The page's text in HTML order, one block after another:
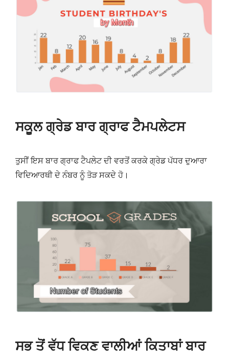
ਸਕੂਲ ਗ੍ਰੇਡ ਬਾਰ ਗ੍ਰਾਫ ਟੈਮਪਲੇਟਸ
ਤੁਸੀਂ ਇਸ ਬਾਰ ਗ੍ਰਾਫ ਟੈਪਲੇਟ ਦੀ ਵਰਤੋਂ ਕਰਕੇ ਗ੍ਰੇਡ ਪੱਧਰ ਦੁਆਰਾ
ਵਿਦਿਆਰਥੀ ਦੇ ਨੰਬਰ ਨੂੰ ਤੋੜ ਸਕਦੇ ਹੋ।
ਸਭ ਤੋਂ ਵੱਧ ਵਿਕਣ ਵਾਲੀਆਂ ਕਿਤਾਬਾਂ ਬਾਰ